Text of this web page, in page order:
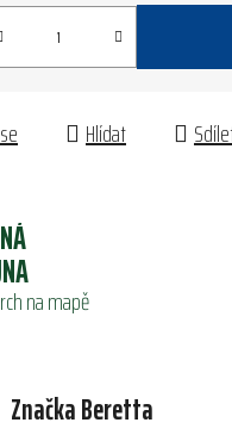
Hlídat
na mapě
ZnačkaBeretta